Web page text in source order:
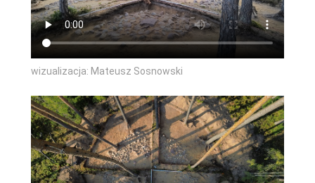
wizualizacja: Mateusz Sosnowski